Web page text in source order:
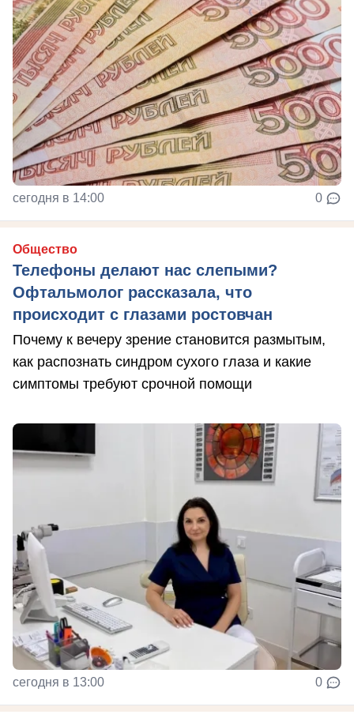
сегодня в 14:00 0
Общество
Телефоны делают нас слепыми?
Офтальмолог рассказала, что
происходит с глазами ростовчан
Почему к вечеру зрение становится размытым,
как распознать синдром сухого глаза и какие
симптомы требуют срочной помощи
сегодня в 13:00 0